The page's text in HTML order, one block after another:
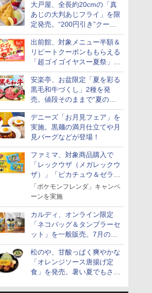
大戸屋、全長約20cmの「真
あじの大判あじフライ」を限
定発売。“200円引き”クーポ
ンも配信
出前館、対象メニュー半額＆
リピートクーポンももらえる
「超ゴイゴイヤスー夏祭」を
実施
安楽亭、お盆限定「夏を彩る
黒毛和牛づくし」2種を発
売。値段そのままで“夏の巻
き野菜”付き
デニーズ「お月見フェア」を
実施。黒麺の満月仕立てや月
見バーグなどが登場！
ファミマ、対象商品購入で
「レックウザ（メガレックウ
ザ）」「ピカチュウ＆ゼラオ
ラ」のフレンダピックがもら
える！
「ポケモンフレンダ」キャンペ
ーンを実施
カルディ、オンライン限定
「ネコバッグ＆タンブラーセ
ット」を一般販売。7月の抽
選販売の当選無効分
松のや、甘酸っぱく爽やかな
「オレンジソース唐揚げ定
食」を発売。暑い夏でもさっ